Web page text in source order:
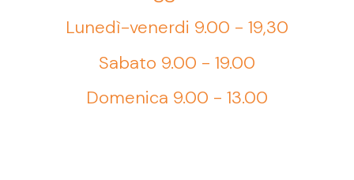
Lunedì-venerdi 9.00 - 19,30
Sabato 9.00 - 19.00
Domenica 9.00 - 13.00